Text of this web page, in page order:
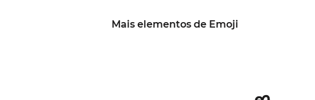
Mais elementos de Emoji